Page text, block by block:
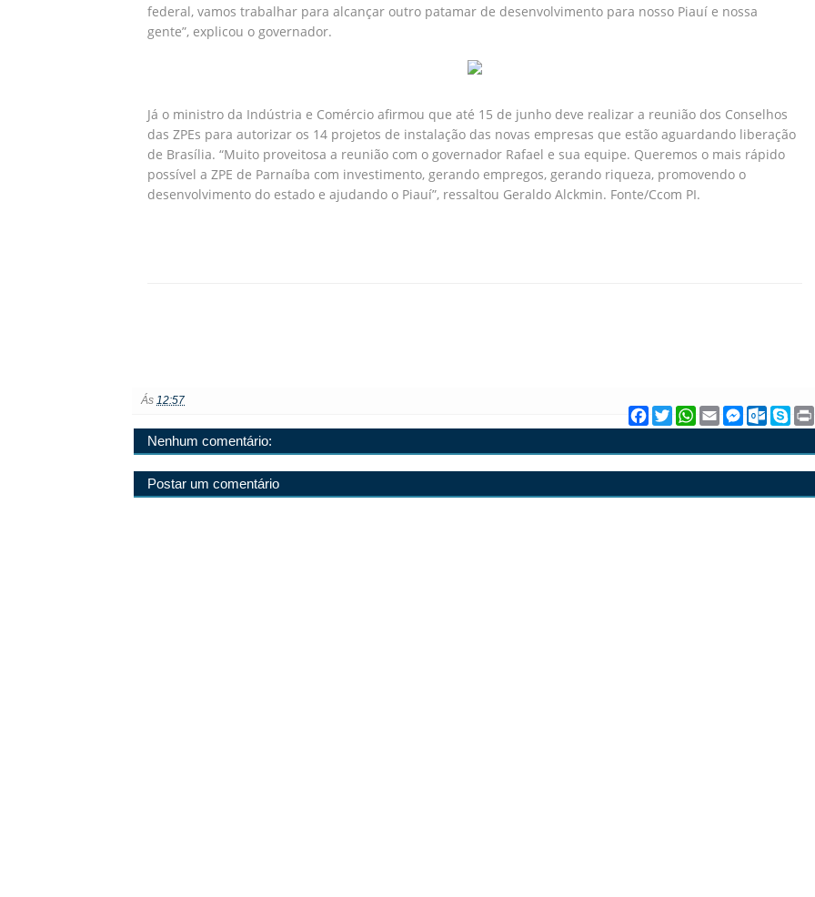
federal, vamos trabalhar para alcançar outro patamar de desenvolvimento para nosso Piauí e nossa
gente”, explicou o governador.
Já o ministro da Indústria e Comércio afirmou que até 15 de junho deve realizar a reunião dos Conselhos
das ZPEs para autorizar os 14 projetos de instalação das novas empresas que estão aguardando liberação
de Brasília. “Muito proveitosa a reunião com o governador Rafael e sua equipe. Queremos o mais rápido
possível a ZPE de Parnaíba com investimento, gerando empregos, gerando riqueza, promovendo o
desenvolvimento do estado e ajudando o Piauí”, ressaltou Geraldo Alckmin. Fonte/Ccom PI.
a
e
b
o
w
t
t
r
W
h
t
s
p
E
m
i
l
M
e
s
e
g
O
u
l
o
k
S
k
p
e
r
n
t
Ás 12:57
Nenhum comentário:
Postar um comentário